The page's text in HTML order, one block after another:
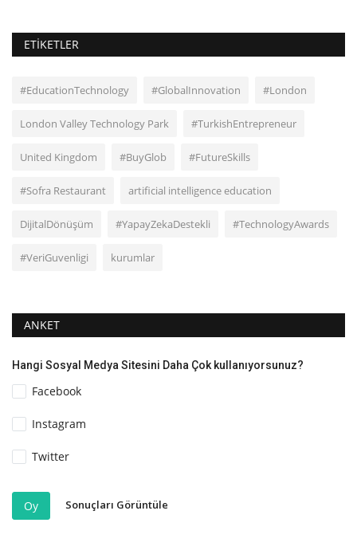
ETIKETLER
#EducationTechnology #GlobalInnovation #London
London Valley Technology Park #TurkishEntrepreneur
United Kingdom #BuyGlob #FutureSkills
#Sofra Restaurant artificial intelligence education
DijitalDönüşüm #YapayZekaDestekli #TechnologyAwards
#VeriGuvenligi kurumlar
ANKET
Hangi Sosyal Medya Sitesini Daha Çok kullanıyorsunuz?
Facebook
Instagram
Twitter
Oy Sonuçları Görüntüle